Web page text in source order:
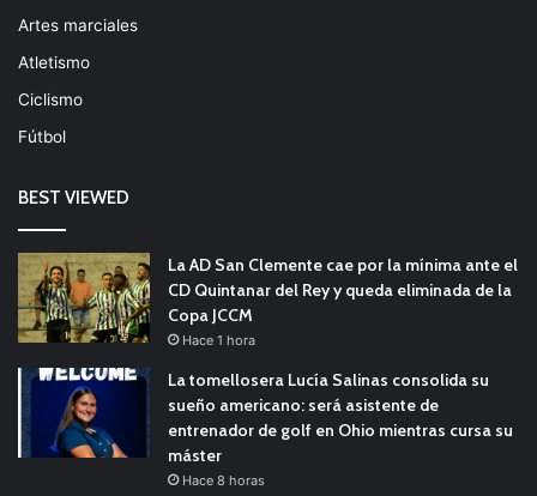
Artes marciales
Atletismo
Ciclismo
Fútbol
BEST VIEWED
La AD San Clemente cae por la mínima ante el
CD Quintanar del Rey y queda eliminada de la
Copa JCCM
Hace 1 hora
La tomellosera Lucía Salinas consolida su
sueño americano: será asistente de
entrenador de golf en Ohio mientras cursa su
máster
Hace 8 horas